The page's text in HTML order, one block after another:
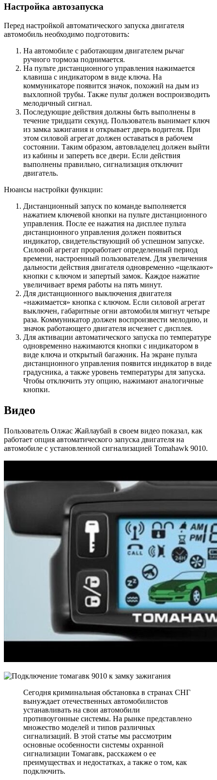
Настройка автозапуска
Перед настройкой автоматического запуска двигателя
автомобиль необходимо подготовить:
На автомобиле с работающим двигателем рычаг
ручного тормоза поднимается.
На пульте дистанционного управления нажимается
клавиша с индикатором в виде ключа. На
коммуникаторе появится значок, похожий на дым из
выхлопной трубы. Также пульт должен воспроизводить
мелодичный сигнал.
Последующие действия должны быть выполнены в
течение тридцати секунд. Пользователь вынимает ключ
из замка зажигания и открывает дверь водителя. При
этом силовой агрегат должен оставаться в рабочем
состоянии. Таким образом, автовладелец должен выйти
из кабины и запереть все двери. Если действия
выполнены правильно, сигнализация отключит
двигатель.
Нюансы настройки функции:
Дистанционный запуск по команде выполняется
нажатием ключевой кнопки на пульте дистанционного
управления. После ее нажатия на дисплее пульта
дистанционного управления должен появиться
индикатор, свидетельствующий об успешном запуске.
Силовой агрегат проработает определенный период
времени, настроенный пользователем. Для увеличения
дальности действия двигателя одновременно «щелкают»
кнопки с ключом и запертый замок. Каждое нажатие
увеличивает время работы на пять минут.
Для дистанционного выключения двигателя
«нажимается» кнопка с ключом. Если силовой агрегат
выключен, габаритные огни автомобиля мигнут четыре
раза. Коммуникатор должен воспроизвести мелодию, и
значок работающего двигателя исчезнет с дисплея.
Для активации автоматического запуска по температуре
одновременно нажимаются кнопки с индикатором в
виде ключа и открытый багажник. На экране пульта
дистанционного управления появится индикатор в виде
градусника, а также уровень температуры для запуска.
Чтобы отключить эту опцию, нажимают аналогичные
кнопки.
Видео
Пользователь Олжас Жайлаубай в своем видео показал, как
работает опция автоматического запуска двигателя на
автомобиле с установленной сигнализацией Tomahawk 9010.
Сегодня криминальная обстановка в странах СНГ
вынуждает отечественных автомобилистов
устанавливать на свои автомобили
противоугонные системы. На рынке представлено
множество моделей и типов различных
сигнализаций. В этой статье мы рассмотрим
основные особенности системы охранной
сигнализации Томагавк, расскажем о ее
преимуществах и недостатках, а также о том, как
подключить.